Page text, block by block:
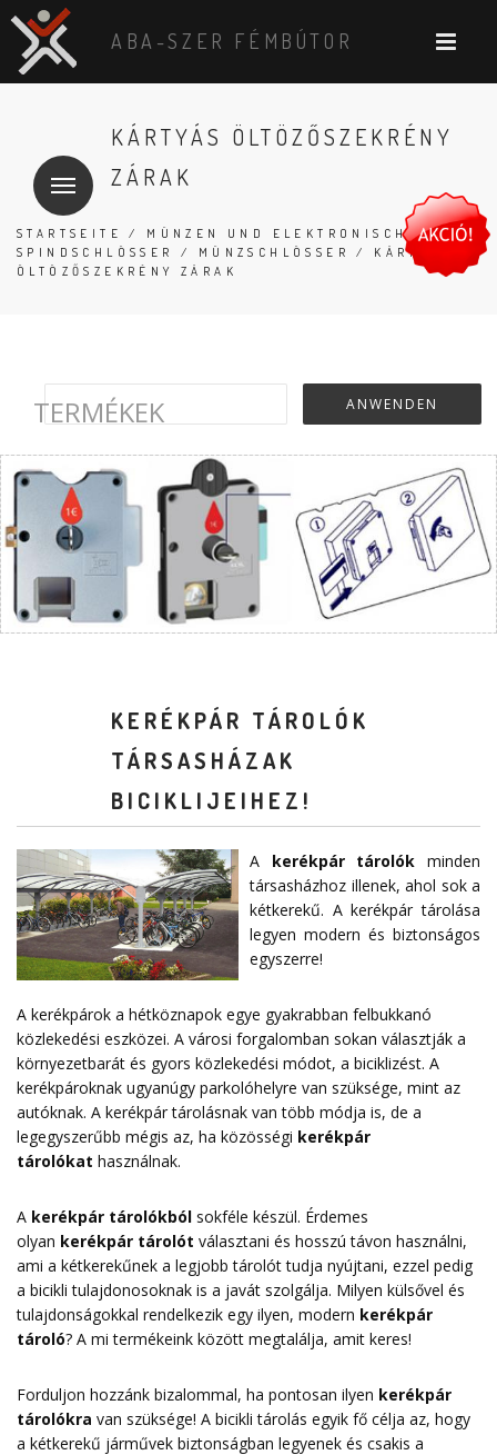
ABA-SZER FÉMBÚTOR
KÁRTYÁS ÖLTÖZŐSZEKRÉNY
ZÁRAK
STARTSEITE / MÜNZEN UND ELEKTRONISCHE
SPINDSCHLÖSSER
/ MÜNZSCHLÖSSER
/ KÁRTYÁS
ÖLTÖZŐSZEKRÉNY ZÁRAK
TERMÉKEK
KERÉKPÁR TÁROLÓK
TÁRSASHÁZAK
BICIKLIJEIHEZ!
A kerékpár tárolók minden
társasházhoz illenek, ahol sok a
kétkerekű. A kerékpár tárolása
legyen modern és biztonságos
egyszerre!
A kerékpárok a hétköznapok egye gyakrabban felbukkanó
közlekedési eszközei. A városi forgalomban sokan választják a
környezetbarát és gyors közlekedési módot, a biciklizést. A
kerékpároknak ugyanúgy parkolóhelyre van szüksége, mint az
autóknak. A kerékpár tárolásnak van több módja is, de a
legegyszerűbb mégis az, ha közösségi kerékpár
tárolókat használnak.
A kerékpár tárolókból sokféle készül. Érdemes
olyan kerékpár tárolót választani és hosszú távon használni,
ami a kétkerekűnek a legjobb tárolót tudja nyújtani, ezzel pedig
a bicikli tulajdonosoknak is a javát szolgálja. Milyen külsővel és
tulajdonságokkal rendelkezik egy ilyen, modern kerékpár
tároló? A mi termékeink között megtalálja, amit keres!
Forduljon hozzánk bizalommal, ha pontosan ilyen kerékpár
tárolókra van szüksége! A bicikli tárolás egyik fő célja az, hogy
a kétkerekű járművek biztonságban legyenek és csakis a